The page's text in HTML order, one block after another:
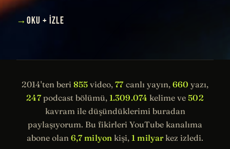
→ OKU + İZLE
2014'ten beri 855 video,77canlı yayın, 660 yazı,
247podcast bölümü, 1.309.074 kelime ve 502
kavram ile düşündüklerimi buradan
paylaşıyorum. Bu fikirleri YouTube kanalıma
abone olan 6,7 milyon kişi, 1 milyarkez izledi.